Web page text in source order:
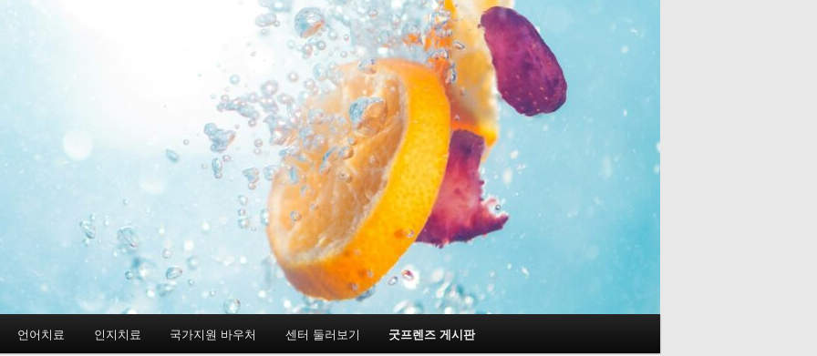
언어치료 인지치료 국가지원 바우처 센터 둘러보기 굿프렌즈 게시판